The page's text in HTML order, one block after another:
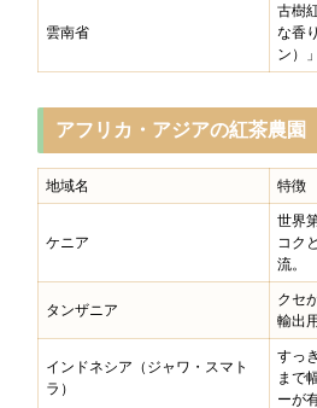
雲南省
古樹
な香
ン）
アフリカ・アジアの紅茶農園
地域名 特徴
ケニア
世界
コク
流。
タンザニア
クセ
輸出
インドネシア（ジャワ・スマト
ラ）
すっ
まで
ーが